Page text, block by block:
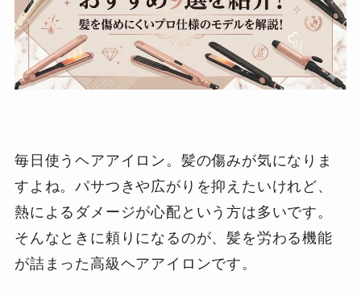
毎日使うヘアアイロン。髪の傷みが気になりま
すよね。パサつきや広がりを抑えたいけれど、
熱によるダメージが心配という方は多いです。
そんなときに頼りになるのが、髪を労わる機能
が詰まった高級ヘアアイロンです。